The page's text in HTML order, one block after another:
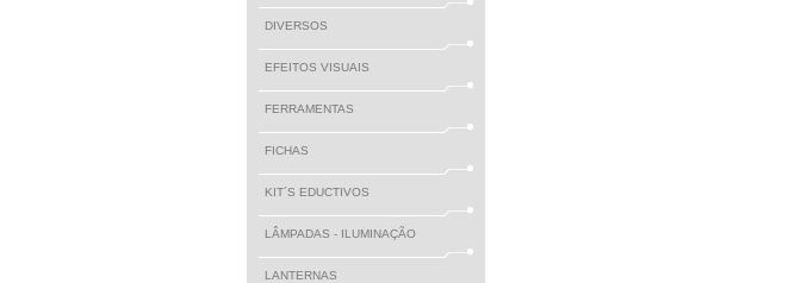
DIVERSOS
EFEITOS VISUAIS
FERRAMENTAS
FICHAS
KIT´S EDUCTIVOS
LÂMPADAS - ILUMINAÇÃO
LANTERNAS